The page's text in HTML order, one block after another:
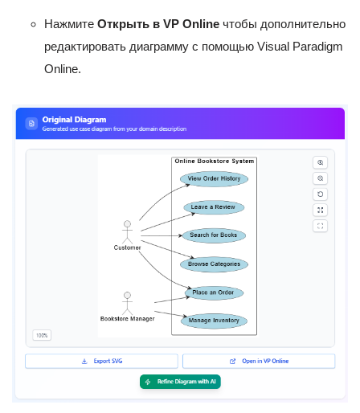
Нажмите Открыть в VP Online чтобы дополнительно
редактировать диаграмму с помощью Visual Paradigm
Online.